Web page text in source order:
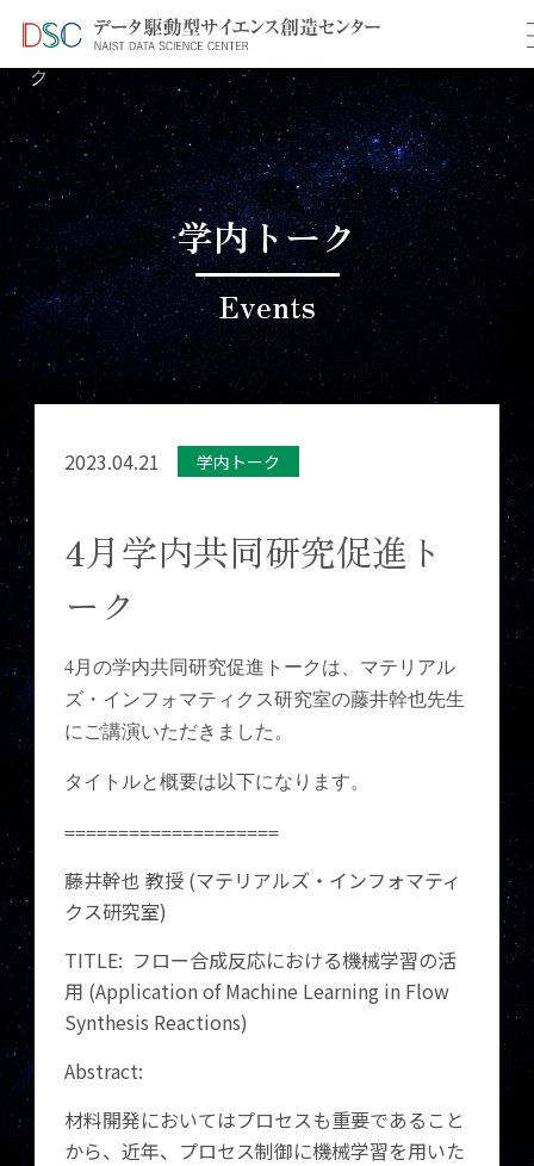
TOP ＞ イベント情報
＞ 4月学内共同研究促進トー
ク
学内トーク
Events
2023.04.21 学内トーク
4月学内共同研究促進ト
ーク
4月の学内共同研究促進トークは、マテリアル
ズ・インフォマティクス研究室の藤井幹也先生
にご講演いただきました。
タイトルと概要は以下になります。
====================
藤井幹也 教授 (マテリアルズ・インフォマティ
クス研究室)
TITLE: フロー合成反応における機械学習の活
用 (Application of Machine Learning in Flow
Synthesis Reactions)
Abstract:
材料開発においてはプロセスも重要であること
から、近年、プロセス制御に機械学習を用いた